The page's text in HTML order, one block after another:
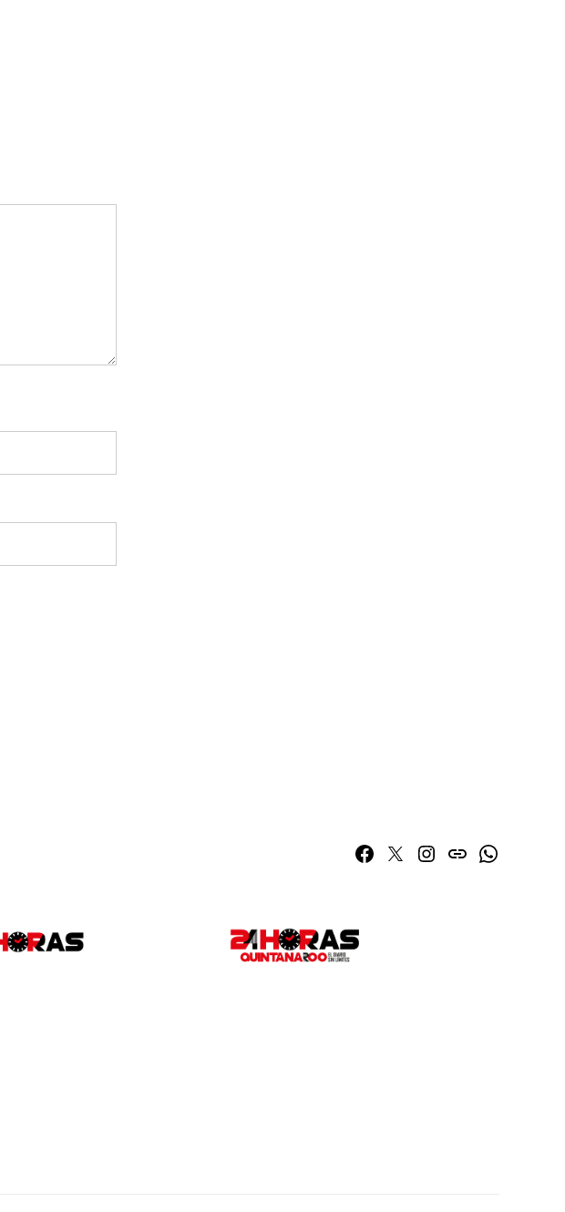
Facebook
TwitterInstagram
issuuWhatsapp